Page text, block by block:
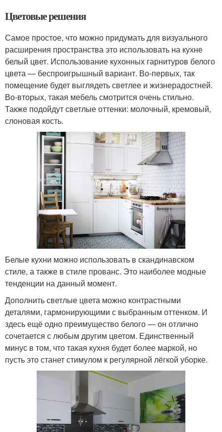
Цветовые решения
Самое простое, что можно придумать для визуального
расширения пространства это использовать на кухне
белый цвет. Использование кухонных гарнитуров белого
цвета — беспроигрышный вариант. Во-первых, так
помещение будет выглядеть светлее и жизнерадостней.
Во-вторых, такая мебель смотрится очень стильно.
Также подойдут светлые оттенки: молочный, кремовый,
слоновая кость.
Белые кухни можно использовать в скандинавском
стиле, а также в стиле прованс. Это наиболее модные
тенденции на данный момент.
Дополнить светлые цвета можно контрастными
деталями, гармонирующими с выбранным оттенком. И
здесь ещё одно преимущество белого — он отлично
сочетается с любым другим цветом. Единственный
минус в том, что такая кухня будет более маркой, но
пусть это станет стимулом к регулярной лёгкой уборке.